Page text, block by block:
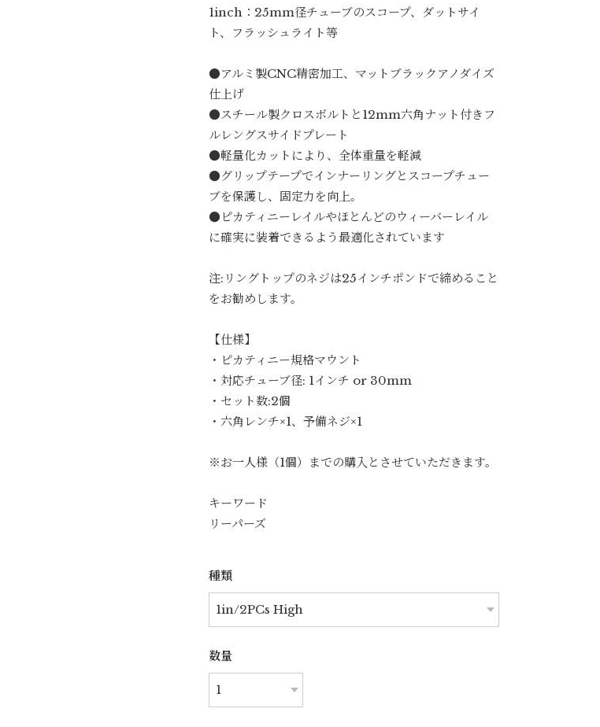
1inch：25mm径チューブのスコープ、ダットサイ
ト、フラッシュライト等
●アルミ製CNC精密加工、マットブラックアノダイズ
仕上げ
●スチール製クロスボルトと12mm六角ナット付きフ
ルレングスサイドプレート
●軽量化カットにより、全体重量を軽減
●グリップテープでインナーリングとスコープチュー
ブを保護し、固定力を向上。
●ピカティニーレイルやほとんどのウィーバーレイル
に確実に装着できるよう最適化されています
注:リングトップのネジは25インチポンドで締めること
をお勧めします。
【仕様】
・ピカティニー規格マウント
・対応チューブ径: 1インチ or 30mm
・セット数:2個
・六角レンチ×1、予備ネジ×1
※お一人様（1個）までの購入とさせていただきます。
キーワード
リーパーズ
種類
数量